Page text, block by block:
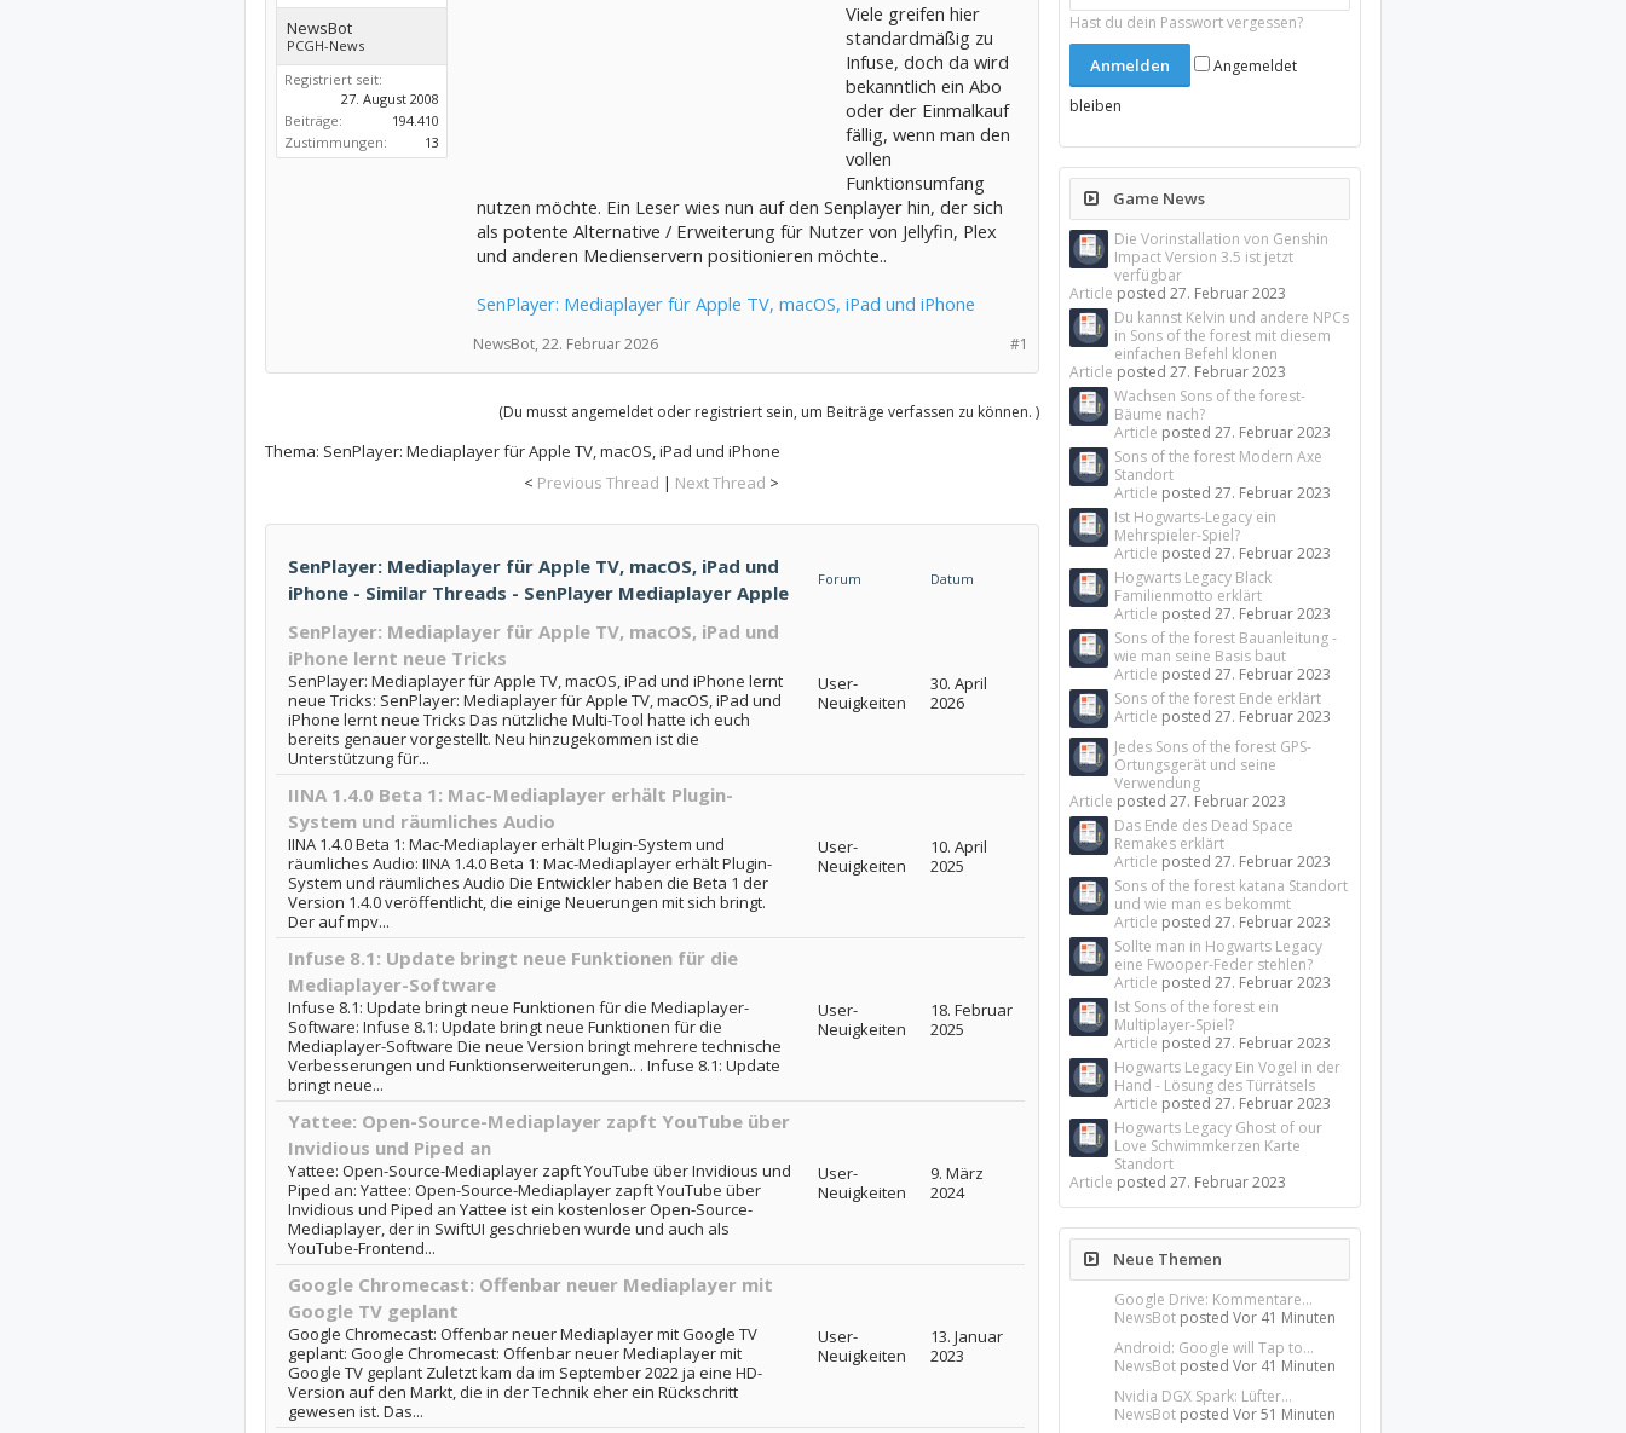
NewsBot
PCGH-News
Registriert seit:
27. August 2008
Beiträge:
194.410
Zustimmungen:
13
Viele greifen hier
standardmäßig zu
Infuse, doch da wird
bekanntlich ein Abo
oder der Einmalkauf
fällig, wenn man den
vollen
Funktionsumfang
nutzen möchte. Ein Leser wies nun auf den Senplayer hin, der sich
als potente Alternative / Erweiterung für Nutzer von Jellyfin, Plex
und anderen Medienservern positionieren möchte..
SenPlayer: Mediaplayer für Apple TV, macOS, iPad und iPhone
#1
NewsBot, 22. Februar 2026
(Du musst angemeldet oder registriert sein, um Beiträge verfassen zu können. )
Thema: SenPlayer: Mediaplayer für Apple TV, macOS, iPad und iPhone
< Previous Thread | Next Thread >
SenPlayer: Mediaplayer für Apple TV, macOS, iPad und
iPhone - Similar Threads - SenPlayer Mediaplayer Apple
Forum Datum
SenPlayer: Mediaplayer für Apple TV, macOS, iPad und
iPhone lernt neue Tricks
SenPlayer: Mediaplayer für Apple TV, macOS, iPad und iPhone lernt
neue Tricks: SenPlayer: Mediaplayer für Apple TV, macOS, iPad und
iPhone lernt neue Tricks Das nützliche Multi-Tool hatte ich euch
bereits genauer vorgestellt. Neu hinzugekommen ist die
Unterstützung für...
User-
Neuigkeiten
30. April
2026
IINA 1.4.0 Beta 1: Mac-Mediaplayer erhält Plugin-
System und räumliches Audio
IINA 1.4.0 Beta 1: Mac-Mediaplayer erhält Plugin-System und
räumliches Audio: IINA 1.4.0 Beta 1: Mac-Mediaplayer erhält Plugin-
System und räumliches Audio Die Entwickler haben die Beta 1 der
Version 1.4.0 veröffentlicht, die einige Neuerungen mit sich bringt.
Der auf mpv...
User-
Neuigkeiten
10. April
2025
Infuse 8.1: Update bringt neue Funktionen für die
Mediaplayer-Software
Infuse 8.1: Update bringt neue Funktionen für die Mediaplayer-
Software: Infuse 8.1: Update bringt neue Funktionen für die
Mediaplayer-Software Die neue Version bringt mehrere technische
Verbesserungen und Funktionserweiterungen.. . Infuse 8.1: Update
bringt neue...
User-
Neuigkeiten
18. Februar
2025
Yattee: Open-Source-Mediaplayer zapft YouTube über
Invidious und Piped an
Yattee: Open-Source-Mediaplayer zapft YouTube über Invidious und
Piped an: Yattee: Open-Source-Mediaplayer zapft YouTube über
Invidious und Piped an Yattee ist ein kostenloser Open-Source-
Mediaplayer, der in SwiftUI geschrieben wurde und auch als
YouTube-Frontend...
User-
Neuigkeiten
9. März
2024
Google Chromecast: Offenbar neuer Mediaplayer mit
Google TV geplant
Google Chromecast: Offenbar neuer Mediaplayer mit Google TV
geplant: Google Chromecast: Offenbar neuer Mediaplayer mit
Google TV geplant Zuletzt kam da im September 2022 ja eine HD-
Version auf den Markt, die in der Technik eher ein Rückschritt
gewesen ist. Das...
User-
Neuigkeiten
13. Januar
2023
Hast du dein Passwort vergessen?
Angemeldet
bleiben
Game News
Die Vorinstallation von Genshin
Impact Version 3.5 ist jetzt
verfügbar
Article posted27. Februar 2023
Du kannst Kelvin und andere NPCs
in Sons of the forest mit diesem
einfachen Befehl klonen
Article posted27. Februar 2023
Wachsen Sons of the forest-
Bäume nach?
Article posted27. Februar 2023
Sons of the forest Modern Axe
Standort
Article posted27. Februar 2023
Ist Hogwarts-Legacy ein
Mehrspieler-Spiel?
Article posted27. Februar 2023
Hogwarts Legacy Black
Familienmotto erklärt
Article posted27. Februar 2023
Sons of the forest Bauanleitung -
wie man seine Basis baut
Article posted27. Februar 2023
Sons of the forest Ende erklärt
Article posted27. Februar 2023
Jedes Sons of the forest GPS-
Ortungsgerät und seine
Verwendung
Article posted27. Februar 2023
Das Ende des Dead Space
Remakes erklärt
Article posted27. Februar 2023
Sons of the forest katana Standort
und wie man es bekommt
Article posted27. Februar 2023
Sollte man in Hogwarts Legacy
eine Fwooper-Feder stehlen?
Article posted27. Februar 2023
Ist Sons of the forest ein
Multiplayer-Spiel?
Article posted27. Februar 2023
Hogwarts Legacy Ein Vogel in der
Hand - Lösung des Türrätsels
Article posted27. Februar 2023
Hogwarts Legacy Ghost of our
Love Schwimmkerzen Karte
Standort
Article posted27. Februar 2023
Neue Themen
Google Drive: Kommentare...
NewsBot postedVor 41 Minuten
Android: Google will Tap to...
NewsBot postedVor 41 Minuten
Nvidia DGX Spark: Lüfter...
NewsBot postedVor 51 Minuten